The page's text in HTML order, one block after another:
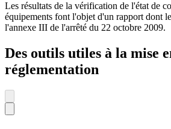
Les résultats de la vérification de l'état de
équipements font l'objet d'un rapport dont
l'annexe III de l'arrêté du 22 octobre 2009.
Des outils utiles à la mise
réglementation